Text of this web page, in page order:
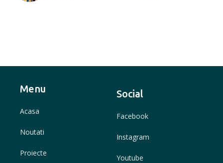
Menu
Acasa
Noutati
Proiecte
Social
Facebook
Instagram
Youtube